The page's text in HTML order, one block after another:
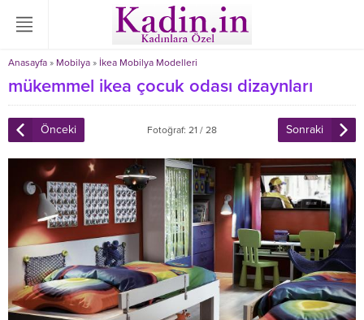
Anasayfa » Mobilya » İkea Mobilya Modelleri
mükemmel ikea çocuk odası dizaynları
Önceki Fotoğraf: 21 / 28 Sonraki